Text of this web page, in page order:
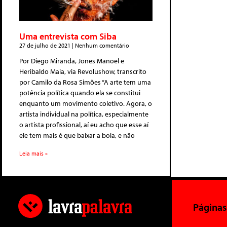
Uma entrevista com Siba
27 de julho de 2021 Nenhum comentário
Por Diego Miranda, Jones Manoel e
Heribaldo Maia, via Revolushow, transcrito
por Camilo da Rosa Simões “A arte tem uma
potência política quando ela se constitui
enquanto um movimento coletivo. Agora, o
artista individual na política, especialmente
o artista profissional, aí eu acho que esse aí
ele tem mais é que baixar a bola, e não
Leia mais »
Páginas